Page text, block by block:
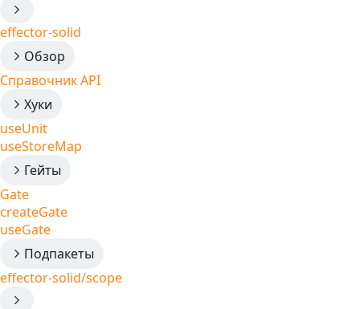
effector-solid
Обзор
Справочник API
Хуки
useUnit
useStoreMap
Гейты
Gate
createGate
useGate
Подпакеты
effector-solid/scope